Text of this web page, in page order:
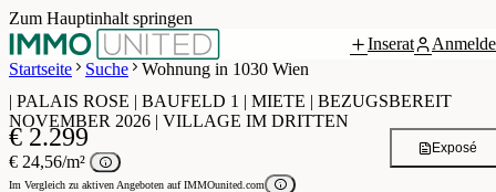
Zum Hauptinhalt springen
Inserat
Startseite
Suche Wohnung in 1030 Wien
Grundriss
| PALAIS ROSE | BAUFELD 1 | MIETE | BEZUGSBEREIT
NOVEMBER 2026 | VILLAGE IM DRITTEN
€ 2.299
€ 24,56/m²
Im Vergleich zu aktiven Angeboten auf IMMOunited.com
Exposé